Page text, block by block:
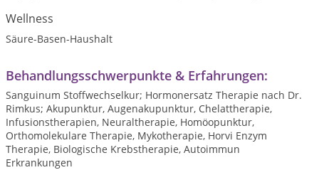
Wellness
Säure-Basen-Haushalt
Behandlungsschwerpunkte & Erfahrungen:
Sanguinum Stoffwechselkur; Hormonersatz Therapie nach Dr.
Rimkus; Akupunktur, Augenakupunktur, Chelattherapie,
Infusionstherapien, Neuraltherapie, Homöopunktur,
Orthomolekulare Therapie, Mykotherapie, Horvi Enzym
Therapie, Biologische Krebstherapie, Autoimmun
Erkrankungen